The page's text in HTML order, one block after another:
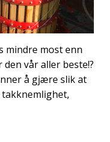
mindre most enn
vår aller beste!?
å gjære slik at